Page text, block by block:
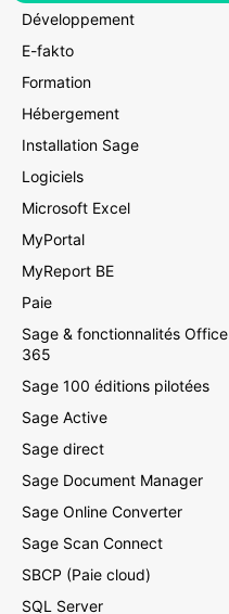
Développement
E-fakto
Formation
Hébergement
Installation Sage
Logiciels
Microsoft Excel
MyPortal
MyReport BE
Paie
Sage & fonctionnalités Office
365
Sage 100 éditions pilotées
Sage Active
Sage direct
Sage Document Manager
Sage Online Converter
Sage Scan Connect
SBCP (Paie cloud)
SQL Server